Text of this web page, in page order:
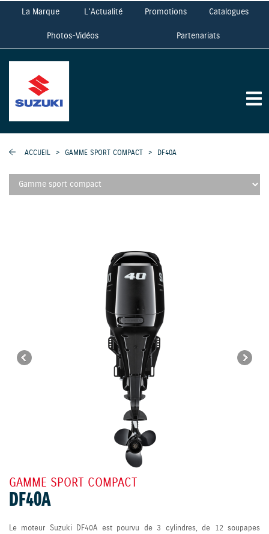
La Marque L'Actualité Promotions Catalogues
Photos-Vidéos Partenariats
ACCUEIL > GAMME SPORT COMPACT > DF40A
GAMME SPORT COMPACT
DF40A
Le moteur Suzuki DF40A est pourvu de 3 cylindres, de 12 soupapes